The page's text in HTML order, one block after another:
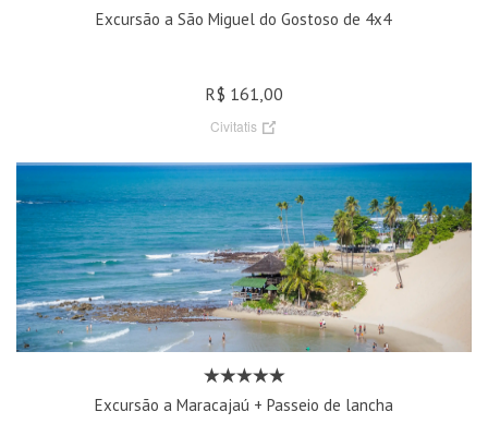
Excursão a São Miguel do Gostoso de 4x4
R$ 161,00
Civitatis
Excursão a Maracajaú + Passeio de lancha